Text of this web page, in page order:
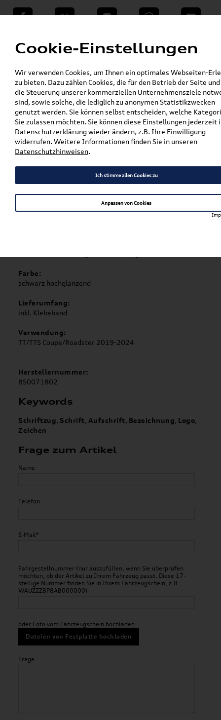
teilen Twitter Instagram WhatsApp E-Mail
VW Shop - VW Originalteile und Zubehör »
Audi Produkte » Audi Original Zubehör »
Sport & Design » Schriftzüge & Dekorfolien
»
Original Audi Ringe in Schwarz TT/TTS (FV) für
das Heck 8S0071802
Original Audi Ringe in
Schwarz TT/TTS (FV) für das
Heck 8S0071802
Farbe:
schwarz hochglänzend
Lieferumfang:
inkl. Klebeband
Verwendung:
TT/TTS Coupe/Roadster 2019-2024
Herstellernummer:
8S0071802
Keywords
Schriftzug, Schrift, Aufschrift, Bezeichnung, Logo,
Zeichen
Frage zum Artikel
Name
Telefon
E-Mail*
Fahrgestellnummer (nur auszufüllen, wenn Sie überprüfen
möchten, ob der Artikel zu Ihrem Fahrzeug passt. Diese 17-
stellige Nummer finden Sie in Ihrem Fahrzeugschein, z.B.
WAUZZZ8P8AB000000)
oder Foto vom Fahrzeugschein hochladen
Dateien von Festplatte hochladen
Frage
Cookie-Einstellungen
Wir verwenden Cookies, um Ihnen ein optimales Webseiten-
zu bieten. Dazu zählen Cookies, die für den Betrieb der Seite
die Steuerung unserer kommerziellen Unternehmensziele
sind, sowie solche, die lediglich zu anonymen Statistikzwecken
genutzt werden. Sie können selbst entscheiden, welche
Sie zulassen möchten. Sie können diese Einstellungen jederzeit
Datenschutzerklärung wieder ändern, z.B. Ihre Einwilligung
widerrufen. Weitere Informationen finden Sie in unseren
Datenschutzhinweisen.
Ich stimme allen Cookies zu
Anpassen von Cookies